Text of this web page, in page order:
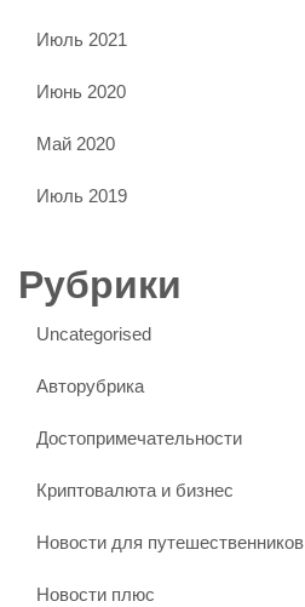
Июль 2021
Июнь 2020
Май 2020
Июль 2019
Рубрики
Uncategorised
Авторубрика
Достопримечательности
Криптовалюта и бизнес
Новости для путешественников
Новости плюс